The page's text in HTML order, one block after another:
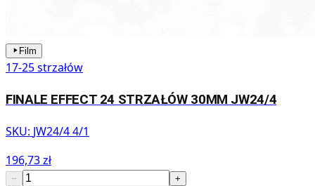
Film
17-25 strzałów
FINALE EFFECT 24 STRZAŁÓW 30MM JW24/4
SKU: JW24/4 4/1
196,73 zł
− +